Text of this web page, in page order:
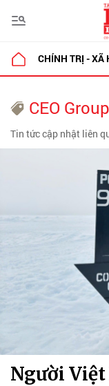
CHÍNH TRỊ - XÃ
CEO Group
Tin tức cập nhật liên
Người